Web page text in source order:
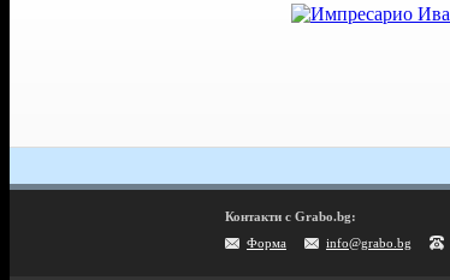
Контакти с Grabo.bg:
Форма
info@grabo.bg